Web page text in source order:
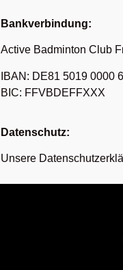
Bankverbindung:
Active Badminton Club
IBAN: DE81 5019 0000
BIC: FFVBDEFFXXX
Datenschutz:
Unsere